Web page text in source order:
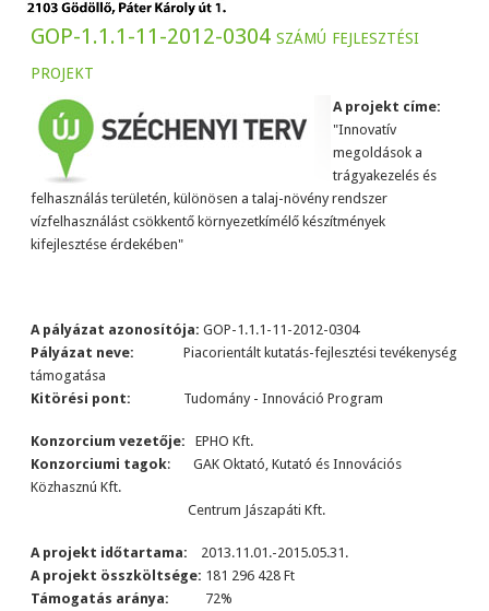
GOP-1.1.1-11-2012-0304 számú fejlesztési
projekt
A projekt címe:
"Innovatív
megoldások a
trágyakezelés és
felhasználás területén, különösen a talaj-növény rendszer
vízfelhasználást csökkentő környezetkímélő készítmények
kifejlesztése érdekében"
A pályázat azonosítója: GOP-1.1.1-11-2012-0304
Pályázat neve:
Piacorientált kutatás-fejlesztési tevékenység
támogatása
Kitörési pont: Tudomány - Innováció Program
Konzorcium vezetője: EPHO Kft.
Konzorciumi tagok: GAK Oktató, Kutató és Innovációs
Közhasznú Kft.
Centrum Jászapáti Kft.
A projekt időtartama: 2013.11.01.-2015.05.31.
A projekt összköltsége: 181 296 428 Ft
Támogatás aránya: 72%